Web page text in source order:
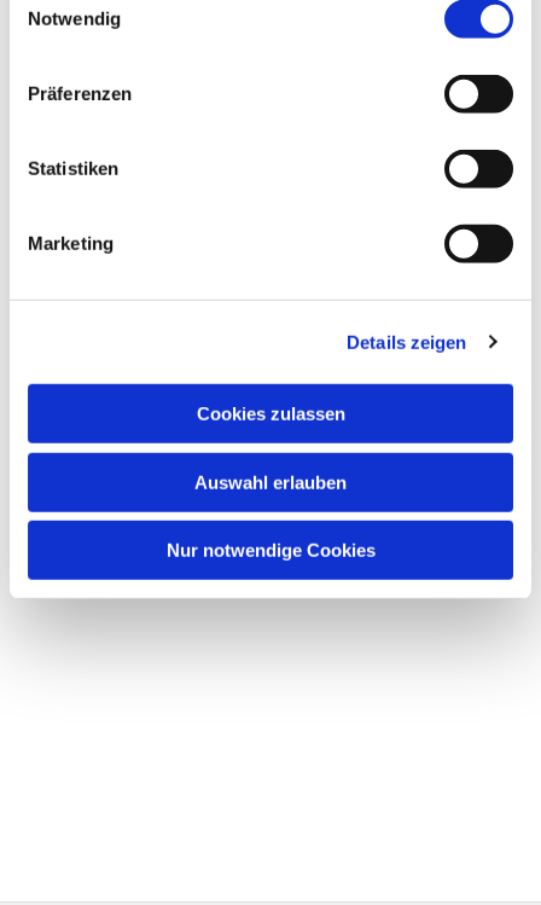
Notwendig
Präferenzen
Statistiken
Marketing
Details zeigen
Cookies zulassen
Auswahl erlauben
Nur notwendige Cookies